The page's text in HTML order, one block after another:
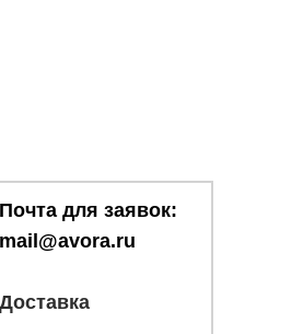
Почта для заявок:
mail@avora.ru
Доставка